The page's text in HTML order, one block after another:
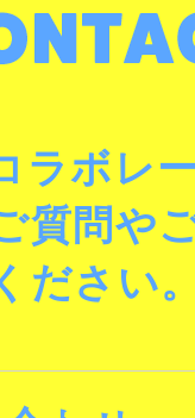
ラボレ
質問や
ださい